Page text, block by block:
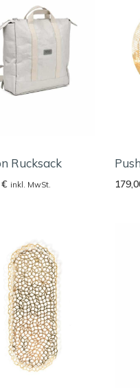
Rucksack
€ inkl. MwSt.